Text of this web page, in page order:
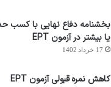
یا بیشتر در آزمون EPT
17 خرداد 1402
کاهش نمره قبولی آزمون EPT